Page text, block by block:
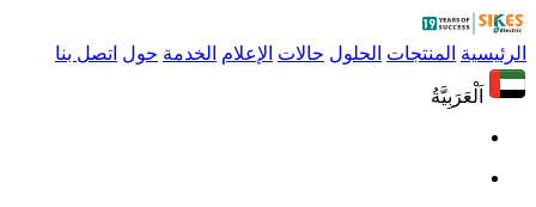
الرئيسية المنتجات الحلول حالات الإعلام الخدمة حول اتصل بنا
اَلْعَرَبِيَّةُ